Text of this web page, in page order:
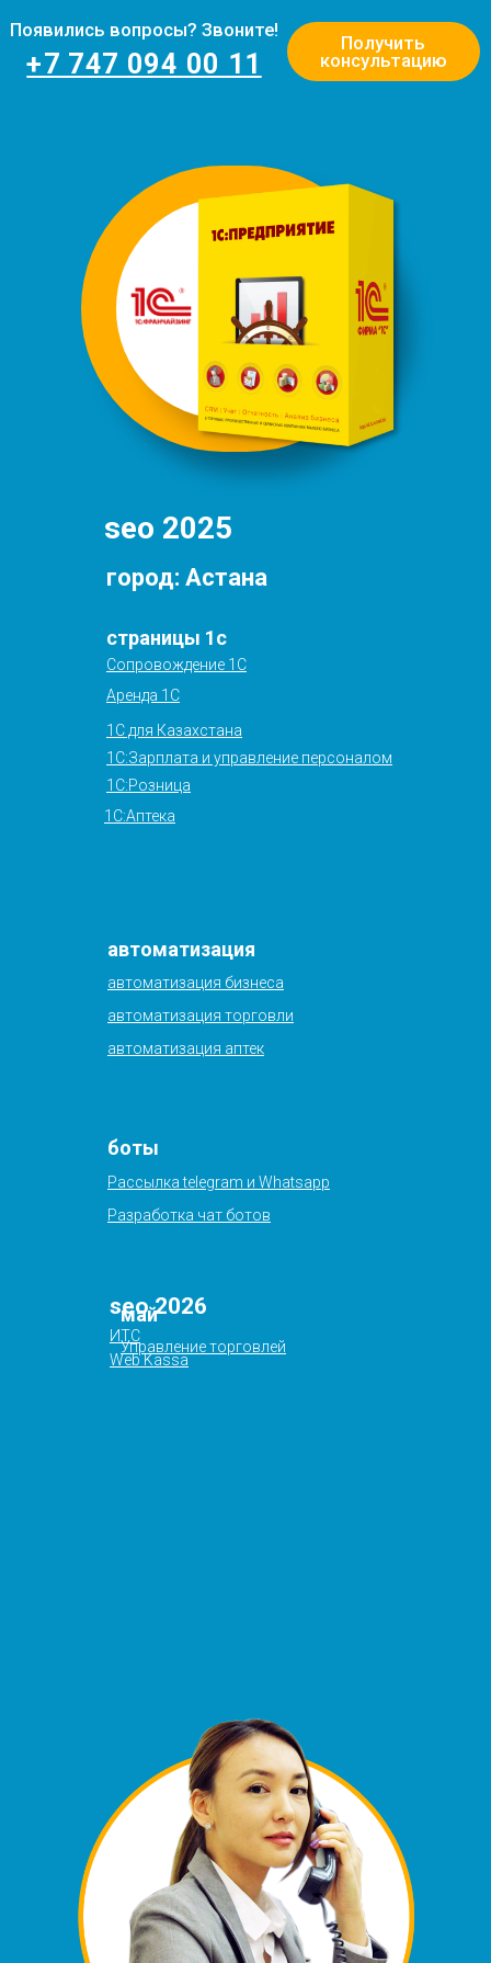
Получить
консультацию
+7 747 094 00 11
Появились вопросы? Звоните!
seo 2025
seo 2026
май
страницы 1с
город: Астана
автоматизация
боты
Cопровождение 1С
автоматизация аптек
автоматизация торговли
автоматизация бизнеса
Аренда 1С
1С для Казахстана
Разработка чат ботов
Рассылка telegram и Whatsapp
1С:Зарплата и управление персоналом
1С:Розница
ИТС
Управление торговлей
Web Kassa
1С:Аптека